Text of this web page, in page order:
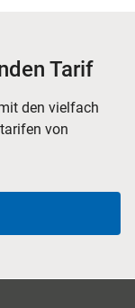
Tarif
den vielfach
von